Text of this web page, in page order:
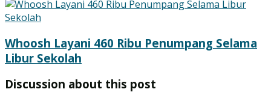
Whoosh Layani 460 Ribu Penumpang Selama
Libur Sekolah
Discussion about this post